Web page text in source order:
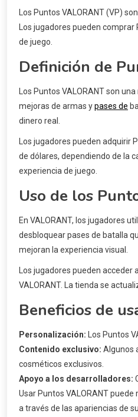
Los Puntos VALORANT (VP)
Los jugadores pueden
de juego.
Definición de
Los Puntos VALORANT son
mejoras de armas ypases de
dinero real.
Los jugadores pueden
de dólares, dependiendo de la
experiencia de juego.
Uso de los
En VALORANT, los jugadores
desbloquear pases de batalla
mejoran la experiencia visual.
Los jugadores pueden
VALORANT. La tienda se
Beneficios de
Personalización: Los Puntos
Contenido exclusivo: Algunos
cosméticos exclusivos.
Apoyo a los desarrolladores:
Usar Puntos VALORANT
a través de las apariencias de